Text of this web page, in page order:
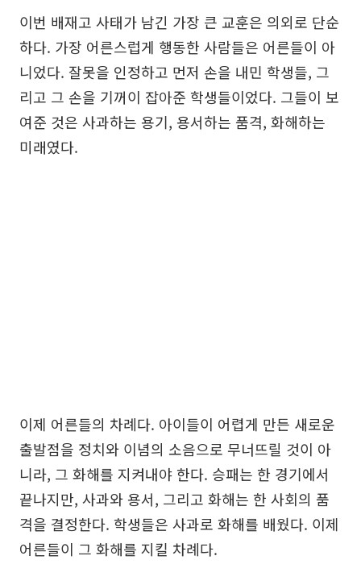
이번 배재고 사태가 남긴 가장 큰 교훈은 의외로 단순
하다. 가장 어른스럽게 행동한 사람들은 어른들이 아
니었다. 잘못을 인정하고 먼저 손을 내민 학생들, 그
리고 그 손을 기꺼이 잡아준 학생들이었다. 그들이 보
여준 것은 사과하는 용기, 용서하는 품격, 화해하는
미래였다.
이제 어른들의 차례다. 아이들이 어렵게 만든 새로운
출발점을 정치와 이념의 소음으로 무너뜨릴 것이 아
니라, 그 화해를 지켜내야 한다. 승패는 한 경기에서
끝나지만, 사과와 용서, 그리고 화해는 한 사회의 품
격을 결정한다. 학생들은 사과로 화해를 배웠다. 이제
어른들이 그 화해를 지킬 차례다.